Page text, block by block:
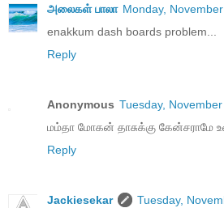
அலைகள் பாலா Monday,
enakkum dash boards problem...
Reply
Anonymous Tuesday,
மம்தா மோகன் தாசுக்கு கேன்சராமே
Reply
Jackiesekar
Tuesday,